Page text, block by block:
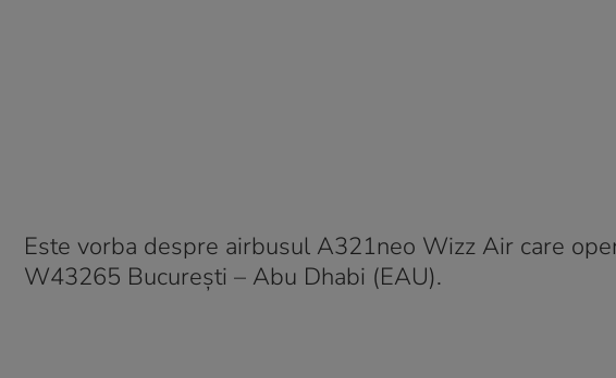
Este vorba despre airbusul A321neo Wizz Air care
W43265 București – Abu Dhabi (EAU).